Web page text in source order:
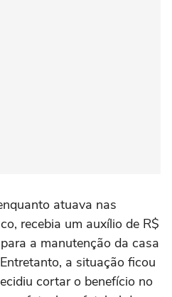
atuava nas
recebia um auxílio de R$
a manutenção da casa
a situação ficou
cortar o benefício no